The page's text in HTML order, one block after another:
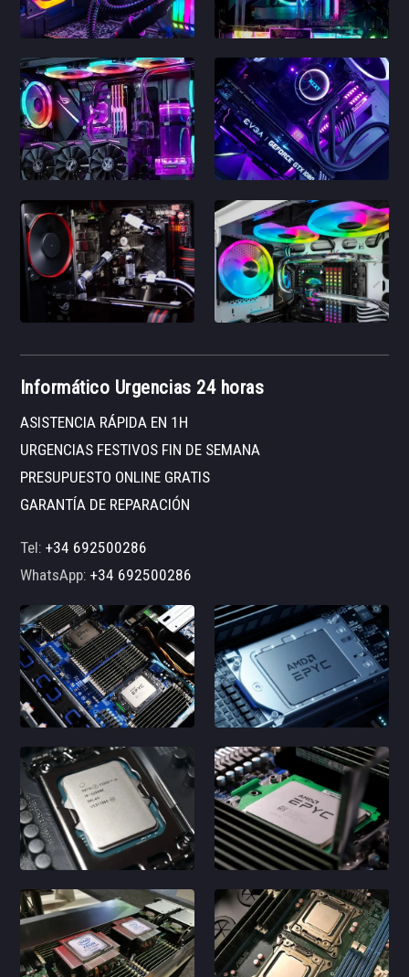
Informático Urgencias 24 horas
ASISTENCIA RÁPIDA EN 1H
URGENCIAS FESTIVOS FIN DE SEMANA
PRESUPUESTO ONLINE GRATIS
GARANTÍA DE REPARACIÓN
Tel:+34 692500286
WhatsApp:+34 692500286